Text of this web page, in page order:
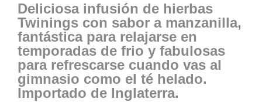
Deliciosa infusión de hierbas
Twinings con sabor a manzanilla,
fantástica para relajarse en
temporadas de frio y fabulosas
para refrescarse cuando vas al
gimnasio como el té helado.
Importado de Inglaterra.